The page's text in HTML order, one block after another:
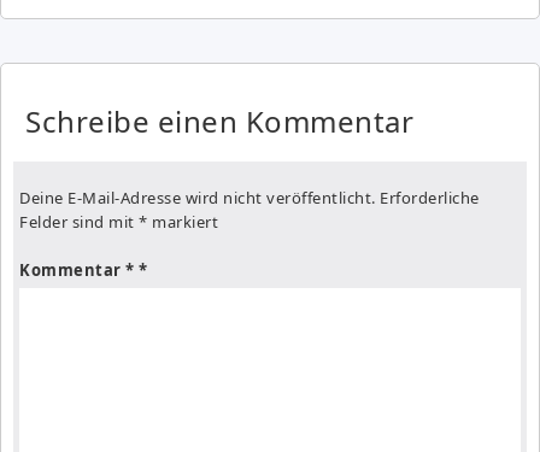
Schreibe einen Kommentar
Deine E-Mail-Adresse wird nicht veröffentlicht. Erforderliche
Felder sind mit * markiert
Kommentar *